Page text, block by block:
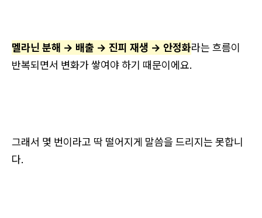
멜라닌 분해 → 배출 → 진피 재생 → 안정화라는 흐름이
반복되면서 변화가 쌓여야 하기 때문이에요.
그래서 몇 번이라고 딱 떨어지게 말씀을 드리지는 못합니
다.